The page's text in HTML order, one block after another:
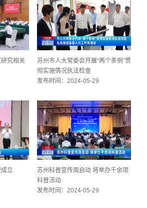
究相关
苏州市人大常委会开展“两个条例”贯
彻实施情况执法检查
发布时间：2024-05-29
立
苏州科普宣传周启动 将举办千余项
科普活动
发布时间：2024-05-29